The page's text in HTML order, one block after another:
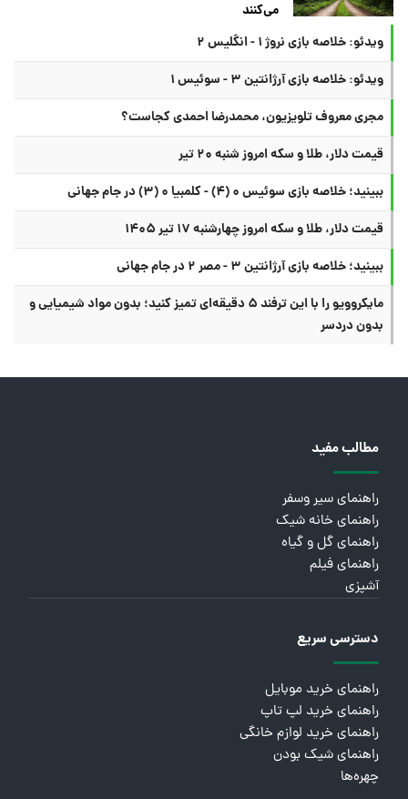
می‌کنند
ویدئو: خلاصه بازی نروژ ۱ - انگلیس ۲
ویدئو: خلاصه بازی آرژانتین ۳ - سوئیس ۱
مجری معروف تلویزیون، محمدرضا احمدی کجاست؟
قیمت دلار، طلا و سکه امروز شنبه ۲۰ تیر
ببینید؛ خلاصه بازی سوئیس ۰ (۴) - کلمبیا ۰ (۳) در جام جهانی
قیمت دلار، طلا و سکه امروز چهارشنبه ۱۷ تیر ۱۴۰۵
ببینید؛ خلاصه بازی آرژانتین ۳ - مصر ۲ در جام جهانی
مایکروویو را با این ترفند ۵ دقیقه‌ای تمیز کنید؛ بدون مواد شیمیایی و
بدون دردسر
مطالب مفید
راهنمای سیر وسفر
راهنمای خانه شیک
راهنمای گل و گیاه
راهنمای فیلم
آشپزی
دسترسی سریع
راهنمای خرید موبایل
راهنمای خرید لپ تاپ
راهنمای خرید لوازم خانگی
راهنمای شیک بودن
چهره‌ها